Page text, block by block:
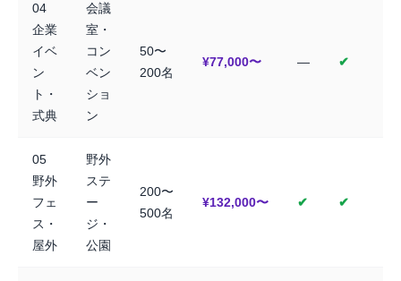
04
企業
イベ
ン
ト・
式典
会議
室・
コン
ベン
ショ
ン
50〜
200名
¥77,000〜 — ✔
05
野外
フェ
ス・
屋外
野外
ステ
ー
ジ・
公園
200〜
500名
¥132,000〜 ✔ ✔